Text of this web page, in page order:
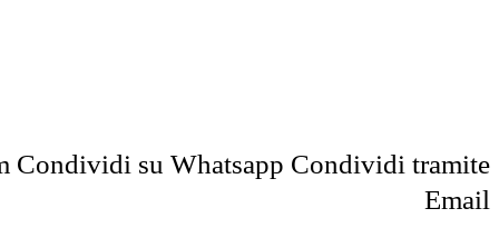
Condividi su Whatsapp Condividi tramite
Email